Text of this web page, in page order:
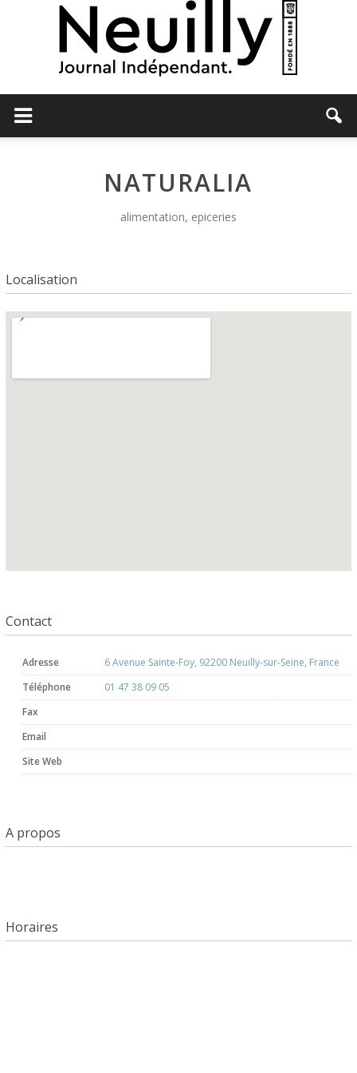
Journal
NATURALIA
alimentation, epiceries
Localisation
Contact
Adresse
6 Avenue Sainte-Foy, 92200 Neuilly-sur-Seine, France
Téléphone
01 47 38 09 05
Fax
Email
Site Web
A propos
Horaires